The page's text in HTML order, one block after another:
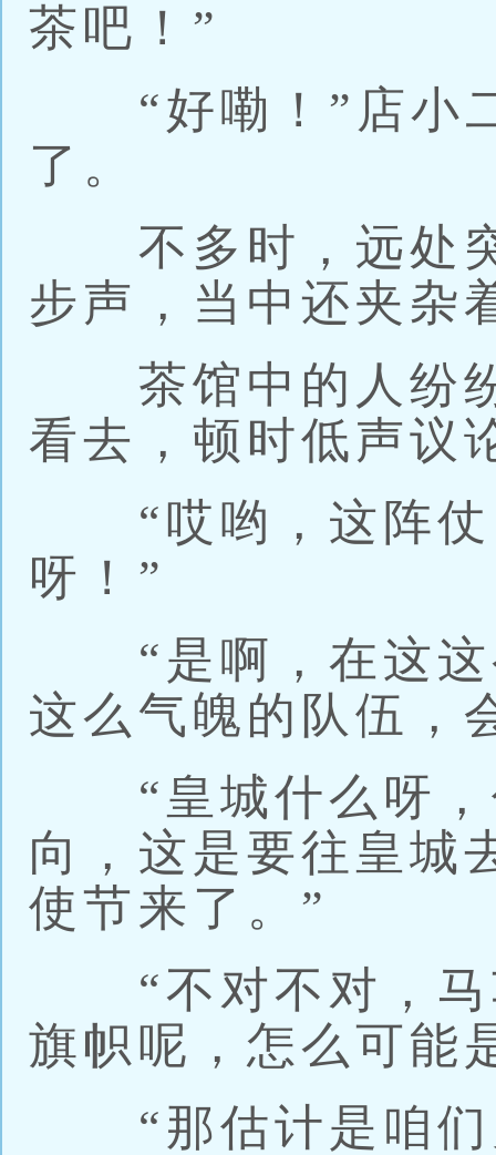
茶吧！”
“好嘞！”店小
了。
不多时，远处突
步声，当中还夹杂
茶馆中的人纷纷
看去，顿时低声议
“哎哟，这阵仗
呀！”
“是啊，在这这
这么气魄的队伍，
“皇城什么呀，
向，这是要往皇城
使节来了。”
“不对不对，马
旗帜呢，怎么可能
“那估计是咱们